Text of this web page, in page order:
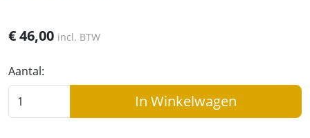
€46,00 incl. BTW
Aantal:
In Winkelwagen